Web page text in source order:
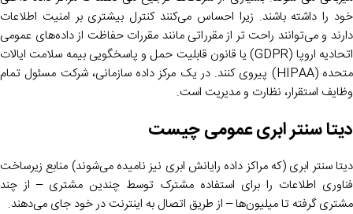
خود را داشته باشند. زیرا احساس می‌کنند کنترل بیشتری بر امنیت اطلاعات
دارند و می‌توانند راحت ‌تر از مقرراتی مانند مقررات حفاظت از داده‌های عمومی
اتحادیه اروپا (GDPR) یا قانون قابلیت حمل و پاسخگویی بیمه سلامت ایالات
متحده (HIPAA) پیروی کنند. در یک مرکز داده سازمانی، شرکت مسئول تمام
وظایف استقرار، نظارت و مدیریت است.
دیتا سنتر ابری عمومی چیست
دیتا سنتر ابری (که مراکز داده رایانش ابری نیز نامیده می‌شوند) منابع زیرساخت
فناوری اطلاعات را برای استفاده مشترک توسط چندین مشتری – از چند
مشتری گرفته تا میلیون‌ها – از طریق اتصال به اینترنت در خود جای می‌دهند.